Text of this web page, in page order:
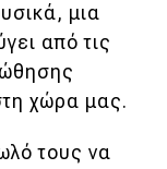
μια
από τις
χώρα μας.
τους να